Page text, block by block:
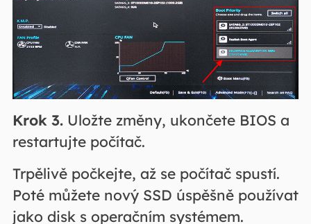
Krok 3.Uložte změny, ukončete BIOS a
restartujte počítač.
Trpělivě počkejte, až se počítač spustí.
Poté můžete nový SSD úspěšně používat
jako disk s operačním systémem.